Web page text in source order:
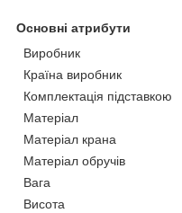
Основні атрибути
Виробник
Країна виробник
Комплектація підставкою
Матеріал
Матеріал крана
Матеріал обручів
Вага
Висота